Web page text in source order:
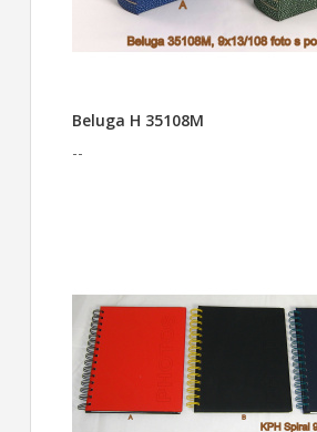
Beluga H 35108M
--